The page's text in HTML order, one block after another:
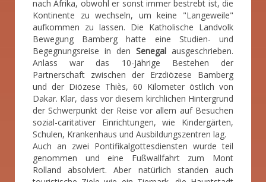
nach Afrika, obwohl er sonst immer bestrebt ist, die
Kontinente zu wechseln, um keine "Langeweile"
aufkommen zu lassen. Die Katholische Landvolk
Bewegung Bamberg hatte eine Studien- und
Begegnungsreise in den Senegal ausgeschrieben.
Anlass war das 10-Jährige Bestehen der
Partnerschaft zwischen der Erzdiözese Bamberg
und der Diözese Thiès, 60 Kilometer östlich von
Dakar. Klar, dass vor diesem kirchlichen Hintergrund
der Schwerpunkt der Reise vor allem auf Besuchen
sozial-caritativer Einrichtungen, wie Kindergärten,
Schulen, Krankenhaus und Ausbildungszentren lag.
Auch an zwei Pontifikalgottesdiensten wurde teil
genommen und eine Fußwallfahrt zum Mont
Rolland absolviert. Aber natürlich standen auch